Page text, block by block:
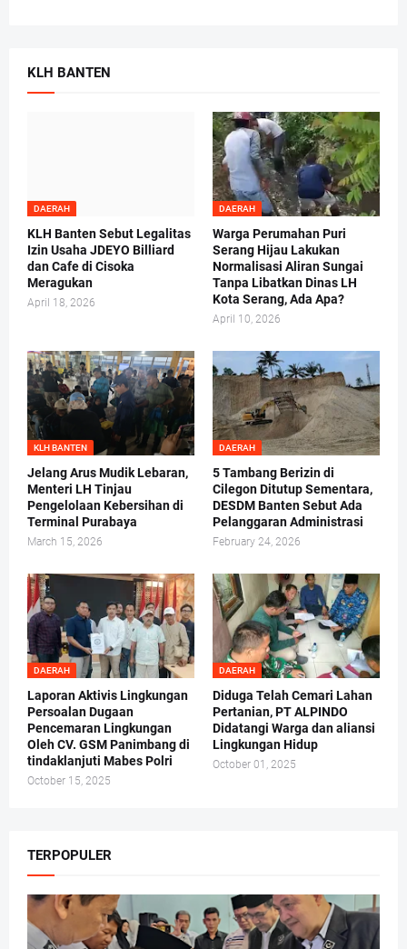
KLH BANTEN
DAERAH
KLH Banten Sebut Legalitas
Izin Usaha JDEYO Billiard
dan Cafe di Cisoka
Meragukan
April 18, 2026
DAERAH
Warga Perumahan Puri
Serang Hijau Lakukan
Normalisasi Aliran Sungai
Tanpa Libatkan Dinas LH
Kota Serang, Ada Apa?
April 10, 2026
KLH BANTEN
Jelang Arus Mudik Lebaran,
Menteri LH Tinjau
Pengelolaan Kebersihan di
Terminal Purabaya
March 15, 2026
DAERAH
5 Tambang Berizin di
Cilegon Ditutup Sementara,
DESDM Banten Sebut Ada
Pelanggaran Administrasi
February 24, 2026
DAERAH
Laporan Aktivis Lingkungan
Persoalan Dugaan
Pencemaran Lingkungan
Oleh CV. GSM Panimbang di
tindaklanjuti Mabes Polri
October 15, 2025
DAERAH
Diduga Telah Cemari Lahan
Pertanian, PT ALPINDO
Didatangi Warga dan aliansi
Lingkungan Hidup
October 01, 2025
TERPOPULER